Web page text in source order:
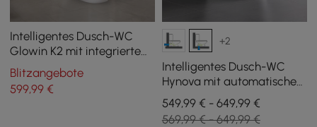
Intelligentes Dusch-WC
Glowin K2 mit integriertem
Wassertank
Blitzangebote
599,99 €
+2
Intelligentes Dusch-WC
Hynova mit automatischer
Spülung und
Deckelöffnung, Weiß
549,99 € - 649,99 €
569,99 € - 649,99 €